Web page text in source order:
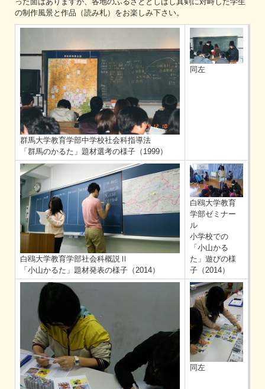
の制作風景と作品（読み札）をお楽しみ下さい。
群馬大学教育学部中学校社会科指導法
「群馬のかるた」題材選考の様子（1999）
同左
白鴎大学教育学部社会科概説Ⅱ
「小山かるた」題材発表の様子（2014）
白鴎大学教育
学部ゼミナー
ル
小学校での
「小山かる
た」遊びの様
子（2014）
同左